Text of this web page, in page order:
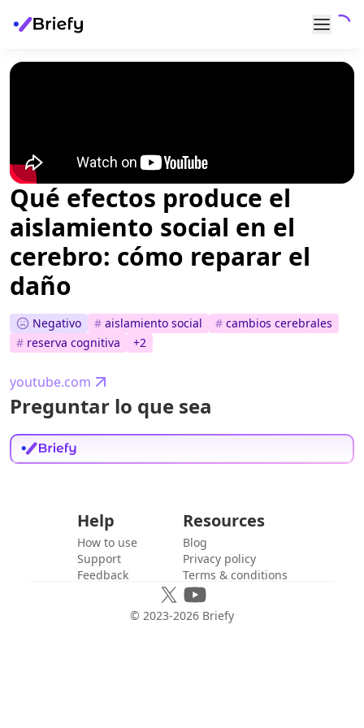
Qué efectos produce el
aislamiento social en el
cerebro: cómo reparar el
daño
Negativo # aislamiento social # cambios cerebrales
# reserva cognitiva +2
youtube.com
Preguntar lo que sea
Help
How to use
Support
Feedback
Resources
Blog
Privacy policy
Terms & conditions
© 2023-2026 Briefy